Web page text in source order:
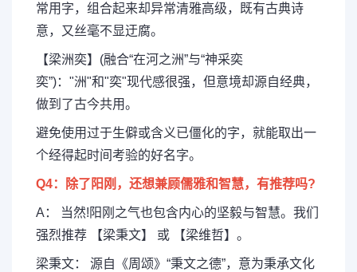
常用字，组合起来却异常清雅高级，既有古典诗
意，又丝毫不显迂腐。
【梁洲奕】(融合“在河之洲”与“神采奕
奕”)："洲"和"奕"现代感很强，但意境却源自经典，
做到了古今共用。
避免使用过于生僻或含义已僵化的字，就能取出一
个经得起时间考验的好名字。
Q4：除了阳刚，还想兼顾儒雅和智慧，有推荐吗?
A： 当然!阳刚之气也包含内心的坚毅与智慧。我们
强烈推荐 【梁秉文】 或 【梁维哲】。
梁秉文： 源自《周颂》“秉文之德”，意为秉承文化